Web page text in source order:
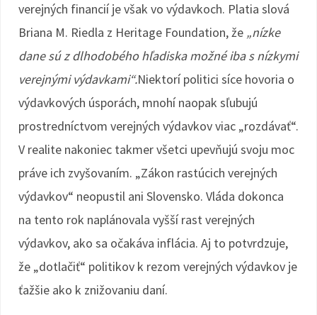
verejných financií je však vo výdavkoch. Platia slová
Briana M. Riedla z Heritage Foundation, že „nízke
dane sú z dlhodobého hľadiska možné iba s nízkymi
verejnými výdavkami“.Niektorí politici síce hovoria o
výdavkových úsporách, mnohí naopak sľubujú
prostredníctvom verejných výdavkov viac „rozdávať“.
V realite nakoniec takmer všetci upevňujú svoju moc
práve ich zvyšovaním. „Zákon rastúcich verejných
výdavkov“ neopustil ani Slovensko. Vláda dokonca
na tento rok naplánovala vyšší rast verejných
výdavkov, ako sa očakáva inflácia. Aj to potvrdzuje,
že „dotlačiť“ politikov k rezom verejných výdavkov je
ťažšie ako k znižovaniu daní.